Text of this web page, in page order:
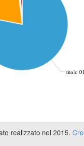
titolo
realizzato nel 2015.